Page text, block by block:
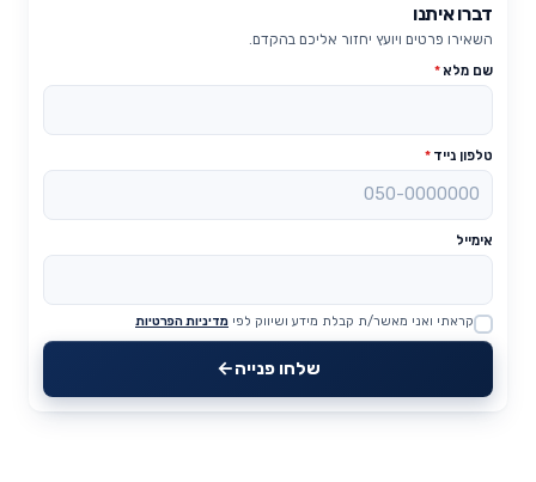
דברו איתנו
השאירו פרטים ויועץ יחזור אליכם בהקדם.
שם מלא*
טלפון נייד *
אימייל
Website
קראתי ואני מאשר/ת קבלת מידע ושיווק לפי מדיניות הפרטיות
שלחו פנייה